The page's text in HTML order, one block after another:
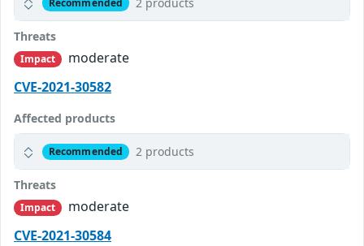
Threats
Impact
moderate
CVE-2021-30582
Affected products
Recommended 2 products
Threats
Impact
moderate
CVE-2021-30584